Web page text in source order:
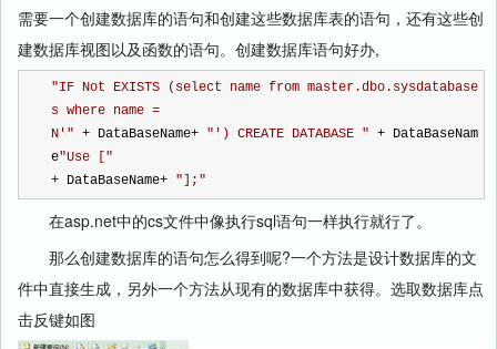
需要一个创建数据库的语句和创建这些数据库表的语句，还有这些创
建数据库视图以及函数的语句。创建数据库语句好办,
"IF Not EXISTS (select name from master.dbo.sysdatabase
s where name =
N' " + DataBaseName+ " ') CREATE DATABASE " + DataBaseNam
e"Use [ "
+ DataBaseName+ " ]; "
在asp.net中的cs文件中像执行sql语句一样执行就行了。
那么创建数据库的语句怎么得到呢?一个方法是设计数据库的文
件中直接生成，另外一个方法从现有的数据库中获得。选取数据库点
击反键如图